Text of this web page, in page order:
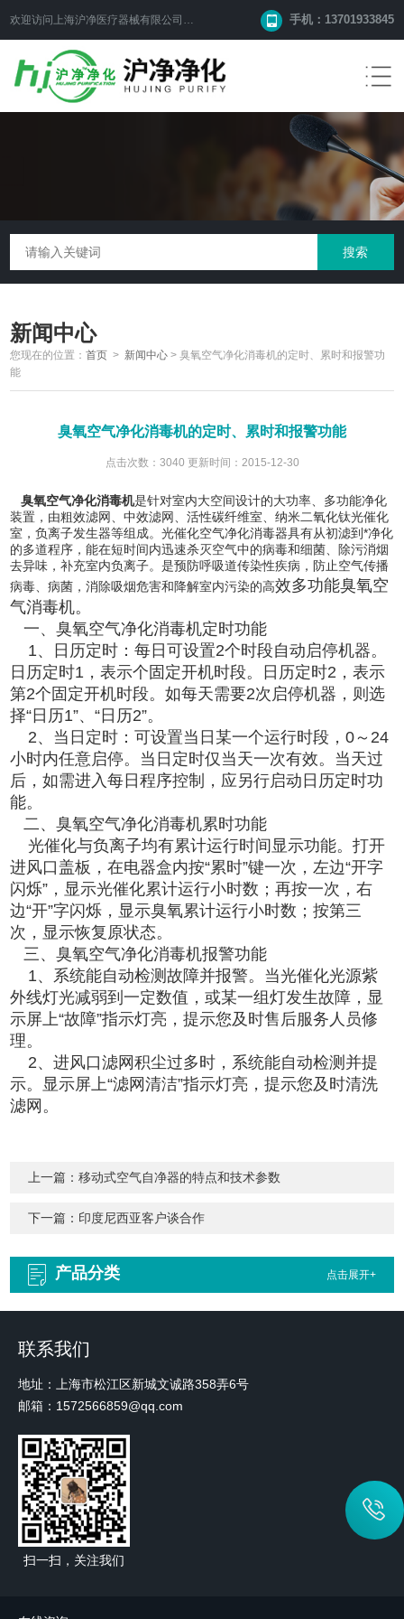
欢迎访问上海沪净医疗器械有限公司网站！ 手机：13701933845
新闻中心
您现在的位置：首页 > 新闻中心 >臭氧空气净化消毒机的定时、累时和报警功
能
臭氧空气净化消毒机的定时、累时和报警功能
点击次数：3040 更新时间：2015-12-30
臭氧空气净化消毒机是针对室内大空间设计的大功率、多功能净化
装置，由粗效滤网、中效滤网、活性碳纤维室、纳米二氧化钛光催化
室，负离子发生器等组成。光催化空气净化消毒器具有从初滤到*净化
的多道程序，能在短时间内迅速杀灭空气中的病毒和细菌、除污消烟
去异味，补充室内负离子。是预防呼吸道传染性疾病，防止空气传播
病毒、病菌，消除吸烟危害和降解室内污染的高效多功能臭氧空
气消毒机。
一、臭氧空气净化消毒机定时功能
1、日历定时：每日可设置2个时段自动启停机器。
日历定时1，表示个固定开机时段。日历定时2，表示
第2个固定开机时段。如每天需要2次启停机器，则选
择“日历1”、“日历2”。
2、当日定时：可设置当日某一个运行时段，0～24
小时内任意启停。当日定时仅当天一次有效。当天过
后，如需进入每日程序控制，应另行启动日历定时功
能。
二、臭氧空气净化消毒机累时功能
光催化与负离子均有累计运行时间显示功能。打开
进风口盖板，在电器盒内按“累时”键一次，左边“开字
闪烁”，显示光催化累计运行小时数；再按一次，右
边“开”字闪烁，显示臭氧累计运行小时数；按第三
次，显示恢复原状态。
三、臭氧空气净化消毒机报警功能
1、系统能自动检测故障并报警。当光催化光源紫
外线灯光减弱到一定数值，或某一组灯发生故障，显
示屏上“故障”指示灯亮，提示您及时售后服务人员修
理。
2、进风口滤网积尘过多时，系统能自动检测并提
示。显示屏上“滤网清洁”指示灯亮，提示您及时清洗
滤网。
上一篇：移动式空气自净器的特点和技术参数
下一篇： 印度尼西亚客户谈合作
产品分类 点击展开+
联系我们
地址：上海市松江区新城文诚路358弄6号
邮箱：1572566859@qq.com
扫一扫，关注我们